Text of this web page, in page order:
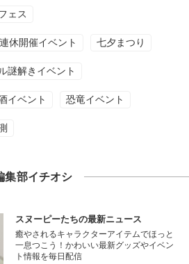
ェス
休開催イベント 七夕まつり
謎解きイベント
イベント 恐竜イベント
集部イチオシ
スヌーピーたちの最新ニュース
癒やされるキャラクターアイテムでほっと
一息つこう！かわいい最新グッズやイベン
ト情報を毎日配信